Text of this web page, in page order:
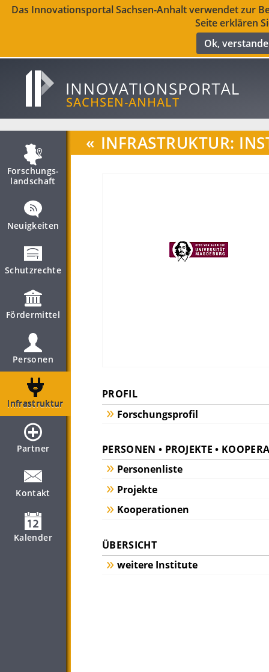
Das Innovationsportal Sachsen-Anhalt verwendet zur
Seite erklären
Ok,
Forschungs­
landschaft
Neuigkeiten
Schutzrechte
Fördermittel
Personen
Infrastruktur
Partner
Kontakt
Kalender
« INFRASTRUKTUR:
PROFIL
Forschungsprofil
PERSONEN • PROJEKTE •
Personenliste
Projekte
Kooperationen
ÜBERSICHT
weitere Institute